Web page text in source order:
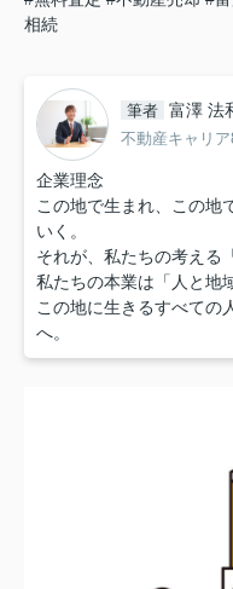
相続
筆者 富澤 法
不動産キャリ
企業理念
この地で生まれ、この地
いく。
それが、私たちの考える
私たちの本業は「人と地
この地に生きるすべての
へ。